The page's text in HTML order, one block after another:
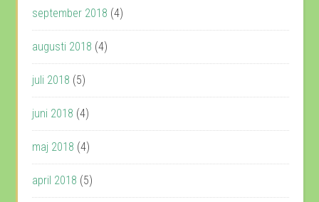
september 2018 (4)
augusti 2018 (4)
juli 2018 (5)
juni 2018 (4)
maj 2018 (4)
april 2018 (5)